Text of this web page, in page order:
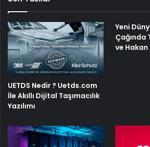
UETDS Nedir ? Uetds.com
İle Akıllı Dijital Taşımacılık
Yazılımı
Yeni
Çağında
ve